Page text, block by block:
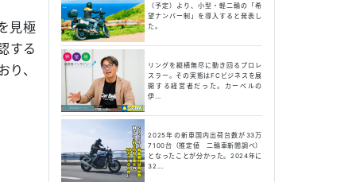
見極
する
、
（予定）より、小型・軽二輪の「希
望ナンバー制」を導入すると発表し
た。
リングを縦横無尽に動き回るプロレ
スラー。その実態はFCビジネスを展
開する経営者だった。カーベルの
伊...
2025年の新車国内出荷台数が33万
7100台（推定値 二輪車新聞調べ）
となったことが分かった。2024年に
32...